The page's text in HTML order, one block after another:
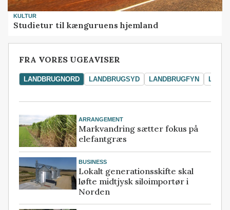
KULTUR
Studietur til kænguruens hjemland
FRA VORES UGEAVISER
LANDBRUGNORD LANDBRUGSYD LANDBRUGFYN
ARRANGEMENT
Markvandring sætter fokus på
elefantgræs
BUSINESS
Lokalt generationsskifte skal
løfte midtjysk siloimportør i
Norden